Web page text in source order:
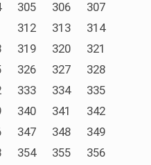
305 306
307
312 313
314
319 320
321
326 327
328
333 334
335
340 341
342
347 348
349
354 355
356